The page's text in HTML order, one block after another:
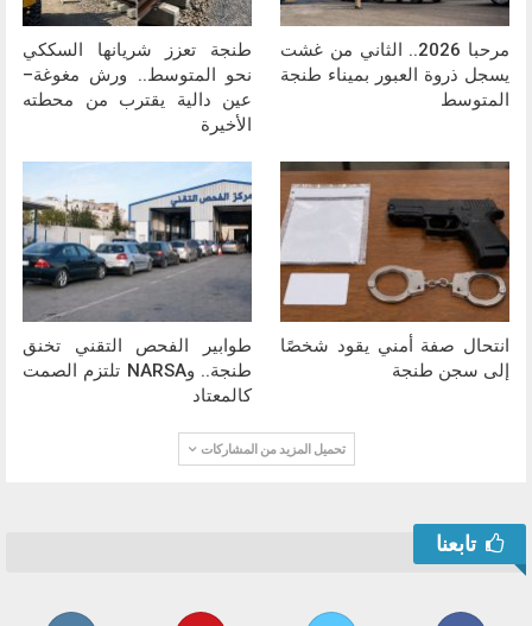
مرحبا 2026.. الثاني من غشت
يسجل ذروة العبور بميناء طنجة
المتوسط
طنجة تعزز شريانها السككي
نحو المتوسط.. ورش مغوغة–
عين دالية يقترب من محطته
الأخيرة
انتحال صفة أمني يقود شخصًا
إلى سجن طنجة
طوابير الفحص التقني تخنق
طنجة.. وNARSA تلتزم الصمت
كالمعتاد
تحميل المزيد من المشاركات
تابعنا